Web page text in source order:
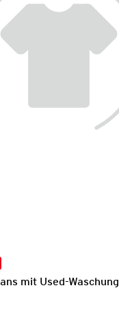
mit Used-Waschung